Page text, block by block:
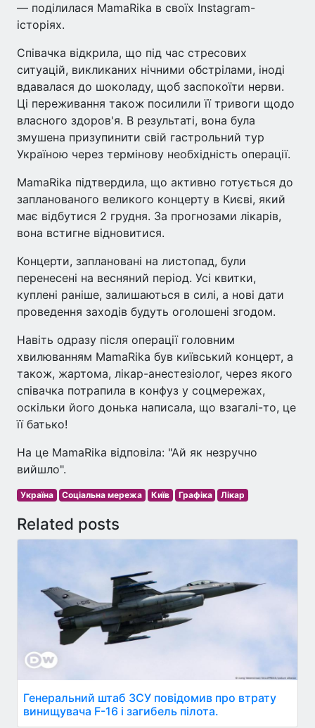
— поділилася MamaRika в своїх Instagram-
історіях.
Співачка відкрила, що під час стресових
ситуацій, викликаних нічними обстрілами, іноді
вдавалася до шоколаду, щоб заспокоїти нерви.
Ці переживання також посилили її тривоги щодо
власного здоров'я. В результаті, вона була
змушена призупинити свій гастрольний тур
Україною через термінову необхідність операції.
MamaRika підтвердила, що активно готується до
запланованого великого концерту в Києві, який
має відбутися 2 грудня. За прогнозами лікарів,
вона встигне відновитися.
Концерти, заплановані на листопад, були
перенесені на весняний період. Усі квитки,
куплені раніше, залишаються в силі, а нові дати
проведення заходів будуть оголошені згодом.
Навіть одразу після операції головним
хвилюванням MamaRika був київський концерт, а
також, жартома, лікар-анестезіолог, через якого
співачка потрапила в конфуз у соцмережах,
оскільки його донька написала, що взагалі-то, це
її батько!
На це MamaRika відповіла: "Ай як незручно
вийшло".
Україна Соціальна мережа Київ Графіка Лікар
Related posts
Генеральний штаб ЗСУ повідомив про втрату
винищувача F-16 і загибель пілота.